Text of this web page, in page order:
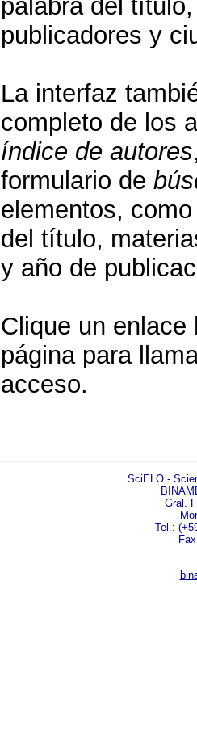
palabra del
publicadores y
La interfaz
completo de los
índice de autores
formulario de
elementos,
del título,
y año de
Clique un
página para
acceso.
SciELO -
Gral.
Tel.: